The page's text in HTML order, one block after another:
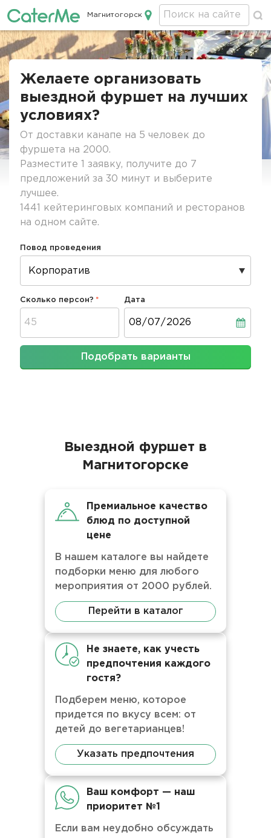
Кейтеринг в Магнитогорске
Магнитогорск
Строка
Желаете организовать
выездной фуршет на лучших
условиях?
От доставки канапе на 5 человек до
фуршета на 2000.
Разместите 1 заявку, получите до 7
предложений за 30 минут и выберите
лучшее.
1441 кейтеринговых компаний и ресторанов
на одном сайте.
Повод проведения
Сколько персон? Дата
Подобрать варианты
Выездной фуршет в
Магнитогорске
Премиальное качество
блюд по доступной
цене
В нашем каталоге вы найдете
подборки меню для любого
мероприятия от 2000 рублей.
Перейти в каталог
Не знаете, как учесть
предпочтения каждого
гостя?
Подберем меню, которое
придется по вкусу всем: от
детей до вегетарианцев!
Указать предпочтения
Ваш комфорт — наш
приоритет №1
Если вам неудобно обсуждать